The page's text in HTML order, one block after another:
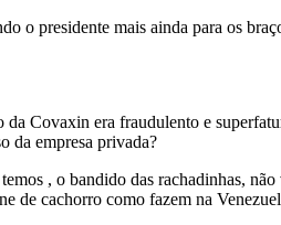
o presidente mais ainda para os
Covaxin era fraudulento e
da empresa privada?
, o bandido das rachadinhas,
de cachorro como fazem na